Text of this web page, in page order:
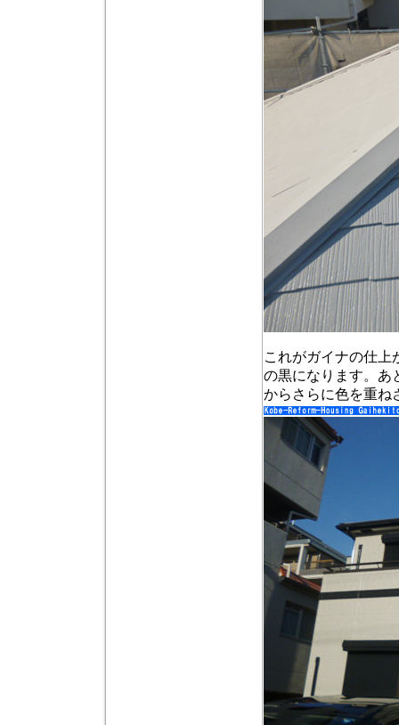
これがガイナの仕上
の黒になります。あ
からさらに色を重ね